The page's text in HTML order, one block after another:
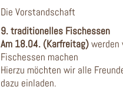
Die Vorstandschaft
9. traditionelles Fischessen
Am 18.04. (Karfreitag)
Fischessen machen
Hierzu möchten wir alle
dazu einladen.